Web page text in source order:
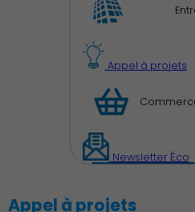
Appel à projets
Newsletter Éco
Appel à projets